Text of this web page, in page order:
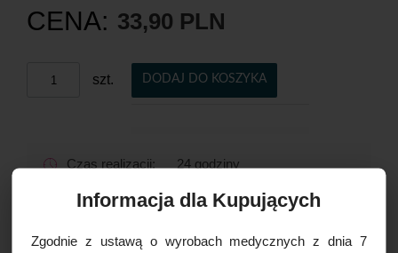
CENA: 33,90 PLN
szt. DODAJ DO KOSZYKA
Czas realizacji: 24 godziny
Informacja dla Kupujących
Zgodnie z ustawą o wyrobach medycznych z dnia 7